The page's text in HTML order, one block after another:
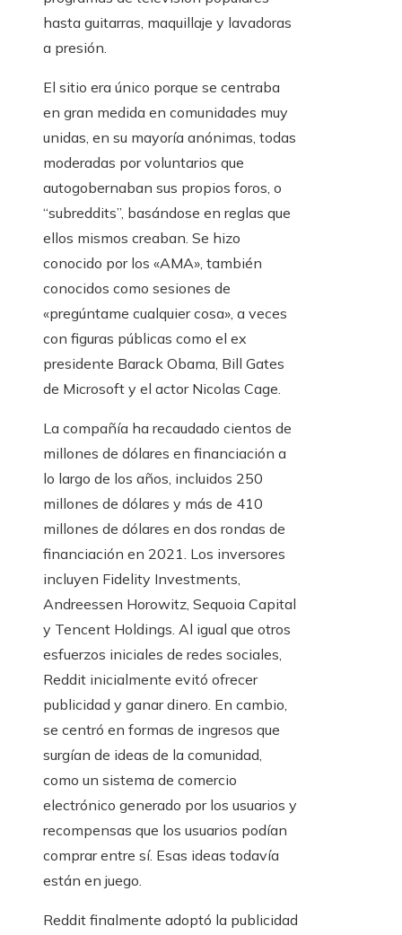
hasta guitarras, maquillaje y lavadoras
a presión.
El sitio era único porque se centraba
en gran medida en comunidades muy
unidas, en su mayoría anónimas, todas
moderadas por voluntarios que
autogobernaban sus propios foros, o
“subreddits”, basándose en reglas que
ellos mismos creaban. Se hizo
conocido por los «AMA», también
conocidos como sesiones de
«pregúntame cualquier cosa», a veces
con figuras públicas como el ex
presidente Barack Obama, Bill Gates
de Microsoft y el actor Nicolas Cage.
La compañía ha recaudado cientos de
millones de dólares en financiación a
lo largo de los años, incluidos 250
millones de dólares y más de 410
millones de dólares en dos rondas de
financiación en 2021. Los inversores
incluyen Fidelity Investments,
Andreessen Horowitz, Sequoia Capital
y Tencent Holdings. Al igual que otros
esfuerzos iniciales de redes sociales,
Reddit inicialmente evitó ofrecer
publicidad y ganar dinero. En cambio,
se centró en formas de ingresos que
surgían de ideas de la comunidad,
como un sistema de comercio
electrónico generado por los usuarios y
recompensas que los usuarios podían
comprar entre sí. Esas ideas todavía
están en juego.
Reddit finalmente adoptó la publicidad